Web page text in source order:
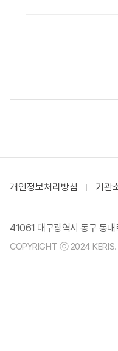
개인정보처리방침 기관
41061 대구광역시 동구 동
COPYRIGHT ⓒ 2024 KERIS.